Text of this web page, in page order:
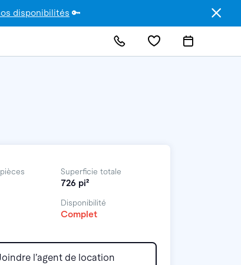
disponibilités 🔑
Superficie totale
726 pi²
Disponibilité
Complet
l’agent de location